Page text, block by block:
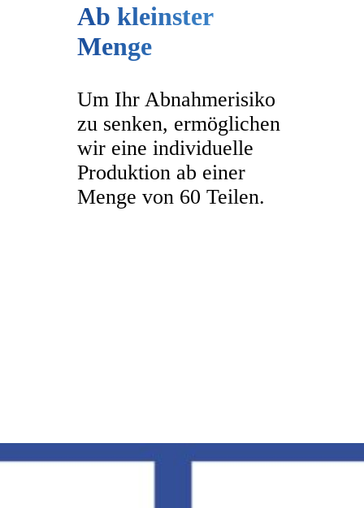
Ab kleinster
Menge
Um Ihr Abnahmerisiko
zu senken, ermöglichen
wir eine individuelle
Produktion ab einer
Menge von 60 Teilen.